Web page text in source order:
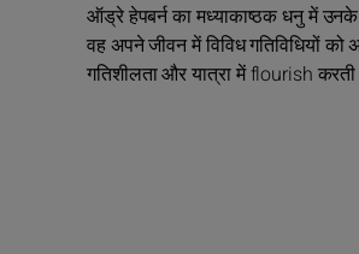
ऑड्रे हेपबर्न का मध्याकाष्ठक धनु में उनके
वह अपने जीवन में विविध गतिविधियों
गतिशीलता और यात्रा में flourish